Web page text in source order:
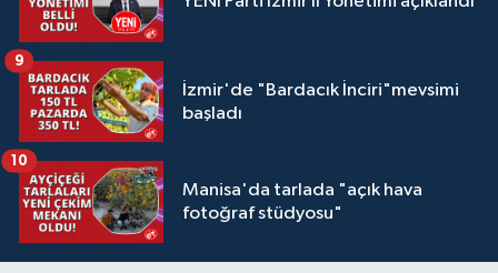
İzmir'de "Bardacık İnciri"mevsimi
başladı
9
Manisa'da tarlada "açık hava
fotoğraf stüdyosu"
10